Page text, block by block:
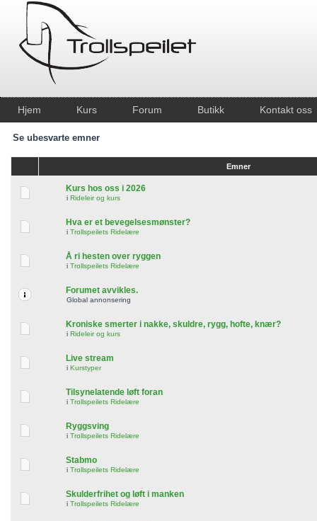
Hjem Kurs Forum Butikk Kontakt oss
Se ubesvarte emner
Emner
Kurs hos oss i 2026
i Rideleir og kurs
Hva er et bevegelsesmønster?
i Trollspeilets Ridelære
Å ri hesten over ryggen
i Trollspeilets Ridelære
Forumet avvikles.
Global annonsering
Kroniske smerter i nakke, skuldre, rygg, hofte, knær?
i Rideleir og kurs
Live stream
i Kurstyper
Tilsynelatende løft foran
i Trollspeilets Ridelære
Ryggsving
i Trollspeilets Ridelære
Stabmo
i Trollspeilets Ridelære
Skulderfrihet og løft i manken
i Trollspeilets Ridelære